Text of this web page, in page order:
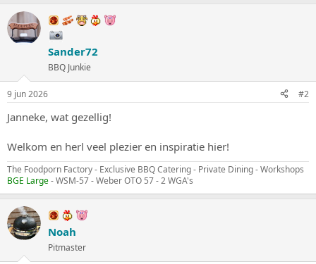
r
d
e
e
:
Sander72
BBQ Junkie
9 jun 2026 #2
Janneke, wat gezellig!
Welkom en herl veel plezier en inspiratie hier!
The Foodporn Factory - Exclusive BBQ Catering - Private Dining - Workshops
BGE Large- WSM-57 - Weber OTO 57 - 2 WGA's
Noah
Pitmaster